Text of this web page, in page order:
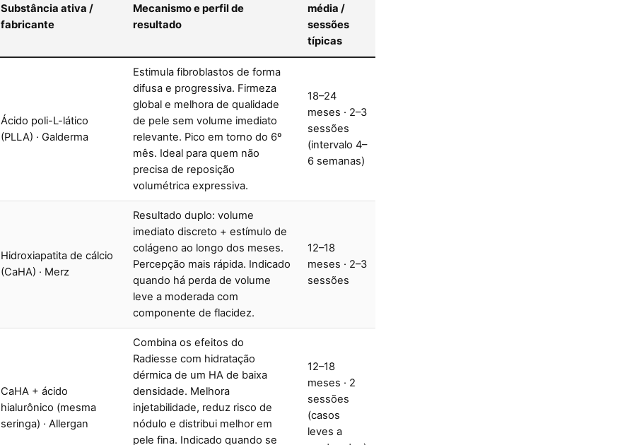
Substância ativa /
fabricante
Mecanismo e perfil de
resultado
média /
sessões
típicas
Ácido poli-L-lático
(PLLA) · Galderma
Estimula fibroblastos de forma
difusa e progressiva. Firmeza
global e melhora de qualidade
de pele sem volume imediato
relevante. Pico em torno do 6º
mês. Ideal para quem não
precisa de reposição
volumétrica expressiva.
18–24
meses · 2–3
sessões
(intervalo 4–
6 semanas)
Hidroxiapatita de cálcio
(CaHA) · Merz
Resultado duplo: volume
imediato discreto + estímulo de
colágeno ao longo dos meses.
Percepção mais rápida. Indicado
quando há perda de volume
leve a moderada com
componente de flacidez.
12–18
meses · 2–3
sessões
CaHA + ácido
hialurônico (mesma
seringa) · Allergan
Combina os efeitos do
Radiesse com hidratação
dérmica de um HA de baixa
densidade. Melhora
injetabilidade, reduz risco de
nódulo e distribui melhor em
pele fina. Indicado quando se
12–18
meses · 2
sessões
(casos
leves a